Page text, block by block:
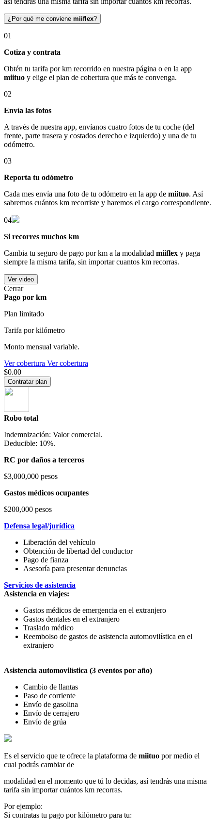
¿Por qué me conviene miiflex?
01
Cotiza y contrata
Obtén tu tarifa por km recorrido en nuestra página o en la app
miituo y elige el plan de cobertura que más te convenga.
02
Envía las fotos
A través de nuestra app, envíanos cuatro fotos de tu coche (del
frente, parte trasera y costados derecho e izquierdo) y una de tu
odómetro.
03
Reporta tu odómetro
Cada mes envía una foto de tu odómetro en la app de miituo. Así
sabremos cuántos km recorriste y haremos el cargo correspondiente.
04
Si recorres muchos km
Cambia tu seguro de pago por km a la modalidad miiflex y paga
siempre la misma tarifa, sin importar cuantos km recorras.
Ver video
Cerrar
Pago por km
Plan limitado
Tarifa por kilómetro
Monto mensual variable.
Ver cobertura Ver cobertura
$0.00
Contratar plan
Robo total
Indemnización: Valor comercial.
Deducible: 10%.
RC por daños a terceros
$3,000,000 pesos
Gastos médicos ocupantes
$200,000 pesos
Defensa legal/jurídica
Liberación del vehículo
Obtención de libertad del conductor
Pago de fianza
Asesoría para presentar denuncias
Servicios de asistencia
Asistencia en viajes:
Gastos médicos de emergencia en el extranjero
Gastos dentales en el extranjero
Traslado médico
Reembolso de gastos de asistencia automovilística en el
extranjero
Asistencia automovilística (3 eventos por año)
Cambio de llantas
Paso de corriente
Envío de gasolina
Envío de cerrajero
Envío de grúa
Es el servicio que te ofrece la plataforma de miituo por medio el
cual podrás cambiar de
modalidad en el momento que tú lo decidas, así tendrás una misma
tarifa sin importar cuántos km recorras.
Por ejemplo:
Si contratas tu pago por kilómetro para tu: